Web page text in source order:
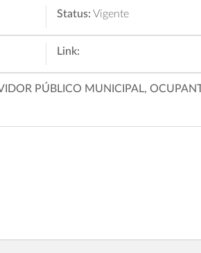
Status: Vigente
Link:
PÚBLICO MUNICIPAL,